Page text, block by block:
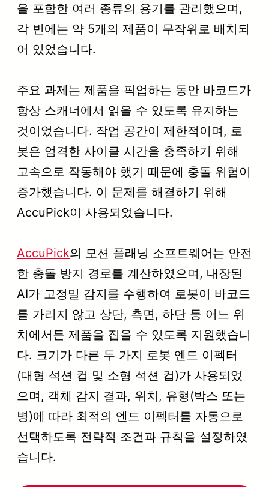
을 포함한 여러 종류의 용기를 관리했으며,
각 빈에는 약 5개의 제품이 무작위로 배치되
어 있었습니다.
주요 과제는 제품을 픽업하는 동안 바코드가
항상 스캐너에서 읽을 수 있도록 유지하는
것이었습니다. 작업 공간이 제한적이며, 로
봇은 엄격한 사이클 시간을 충족하기 위해
고속으로 작동해야 했기 때문에 충돌 위험이
증가했습니다. 이 문제를 해결하기 위해
AccuPick이 사용되었습니다.
AccuPick의 모션 플래닝 소프트웨어는 안전
한 충돌 방지 경로를 계산하였으며, 내장된
AI가 고정밀 감지를 수행하여 로봇이 바코드
를 가리지 않고 상단, 측면, 하단 등 어느 위
치에서든 제품을 집을 수 있도록 지원했습니
다. 크기가 다른 두 가지 로봇 엔드 이펙터
(대형 석션 컵 및 소형 석션 컵)가 사용되었
으며, 객체 감지 결과, 위치, 유형(박스 또는
병)에 따라 최적의 엔드 이펙터를 자동으로
선택하도록 전략적 조건과 규칙을 설정하였
습니다.